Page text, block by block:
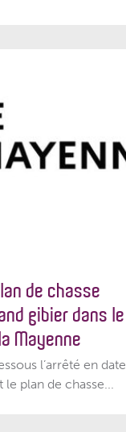
de chasse
gibier dans le
Mayenne
l’arrêté en date
plan de chasse...